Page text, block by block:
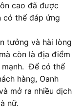
cao đã được
có thể đáp ứng
tưởng và hài lòng
còn là địa điểm
mạnh. Để có thể
hàng, Oanh
mở ra nhiều dịch
nữ.